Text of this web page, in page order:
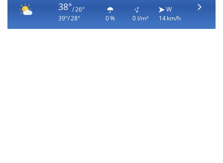
38°/ 26°
39°/ 28°
0 % 0 l/m²
W
14 km/h